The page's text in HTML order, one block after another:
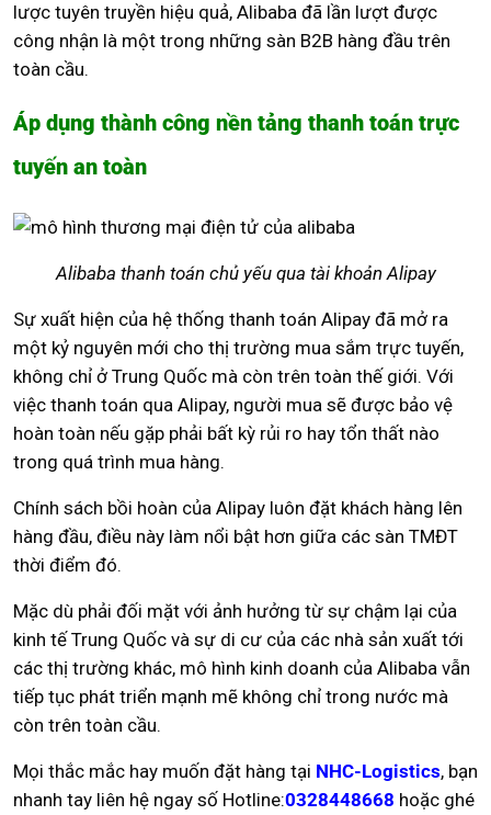
lược tuyên truyền hiệu quả, Alibaba đã lần lượt được
công nhận là một trong những sàn B2B hàng đầu trên
toàn cầu.
Áp dụng thành công nền tảng thanh toán trực
tuyến an toàn
Alibaba thanh toán chủ yếu qua tài khoản Alipay
Sự xuất hiện của hệ thống thanh toán Alipay đã mở ra
một kỷ nguyên mới cho thị trường mua sắm trực tuyến,
không chỉ ở Trung Quốc mà còn trên toàn thế giới. Với
việc thanh toán qua Alipay, người mua sẽ được bảo vệ
hoàn toàn nếu gặp phải bất kỳ rủi ro hay tổn thất nào
trong quá trình mua hàng.
Chính sách bồi hoàn của Alipay luôn đặt khách hàng lên
hàng đầu, điều này làm nổi bật hơn giữa các sàn TMĐT
thời điểm đó.
Mặc dù phải đối mặt với ảnh hưởng từ sự chậm lại của
kinh tế Trung Quốc và sự di cư của các nhà sản xuất tới
các thị trường khác, mô hình kinh doanh của Alibaba vẫn
tiếp tục phát triển mạnh mẽ không chỉ trong nước mà
còn trên toàn cầu.
Mọi thắc mắc hay muốn đặt hàng tại NHC-Logistics, bạn
nhanh tay liên hệ ngay số Hotline:0328448668 hoặc ghé